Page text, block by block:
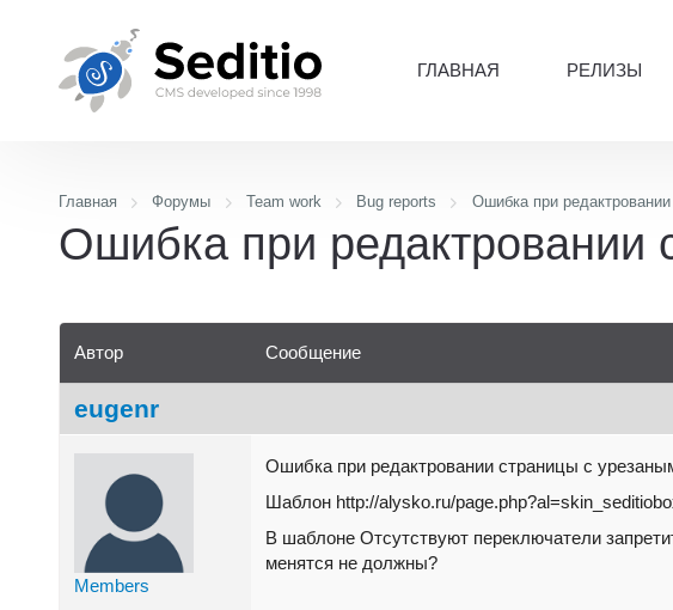
ГЛАВНАЯ РЕЛИЗЫ
Главная Форумы Team work Bug reports Ошибка при
Ошибка при редактровании
Автор Сообщение
eugenr
Members
Ошибка при редактровании страницы с
Шаблон http://alysko.ru/
В шаблоне Отсутствуют переключатели
менятся не должны?